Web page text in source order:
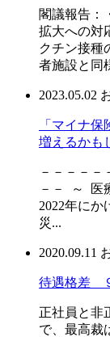
閣議報告：
拡大への対
クチン接種
者施設と同
2023.05.02
「マイナ
増えるかも
－－－－－
－－ ～ 医
2022年にか
災...
2020.09.11
待遇格差
正社員と非
で、最高裁